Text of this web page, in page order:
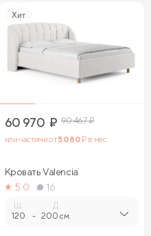
Хит
60 970 ₽ 90 467₽
или частями от5 080₽ в мес.
Кровать Valencia
5.0
16
120 -
Д.
200 см.